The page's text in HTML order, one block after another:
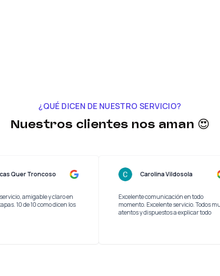
¿QUÉ DICEN DE NUESTRO SERVICIO?
Nuestros clientes nos aman 😍
buen servicio, amigable y claro en
las etapas. 10 de 10 como dicen los
Lucas Quer Troncoso
Excelente comunicación en
momento. Excelente servicio.
atentos y dispuestos a
Carolina Vildosola